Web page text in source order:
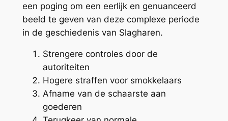
een poging om een eerlijk en genuanceerd
beeld te geven van deze complexe periode
in de geschiedenis van Slagharen.
Strengere controles door de
autoriteiten
Hogere straffen voor smokkelaars
Afname van de schaarste aan
goederen